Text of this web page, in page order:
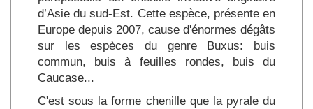
d’Asie du sud-Est. Cette espèce, présente en
Europe depuis 2007, cause d'énormes dégâts
sur les espèces du genre Buxus: buis
commun, buis à feuilles rondes, buis du
Caucase...
C'est sous la forme chenille que la pyrale du